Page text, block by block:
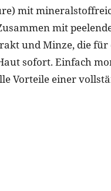
mit
mit
und Minze, die
sofort. Einfach
Vorteile einer